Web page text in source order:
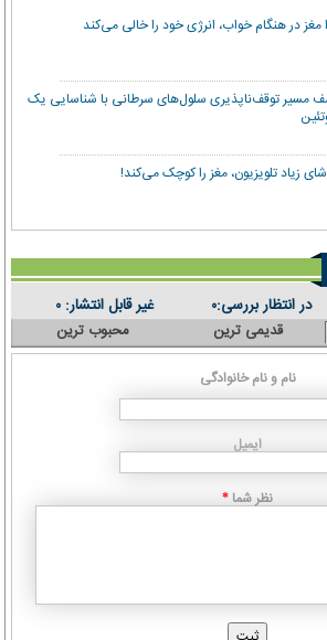
مغز در هنگام خواب، انرژی خود را خالی می‌کند
مسیر توقف‌ناپذیری سلول‌های سرطانی با شناسایی یک
زیاد تلویزیون، مغز را کوچک می‌کند!
در انتظار بررسی:۰ غیر قابل انتشار: ۰
قدیمی ترین محبوب ترین
نام و نام خانوادگی
ایمیل
نظر شما *